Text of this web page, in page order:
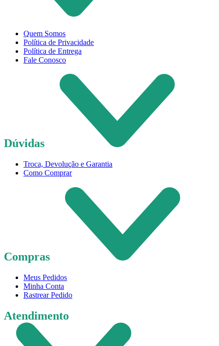
Quem Somos
Política de Privacidade
Política de Entrega
Fale Conosco
Dúvidas
Troca, Devolução e Garantia
Como Comprar
Compras
Meus Pedidos
Minha Conta
Rastrear Pedido
Atendimento